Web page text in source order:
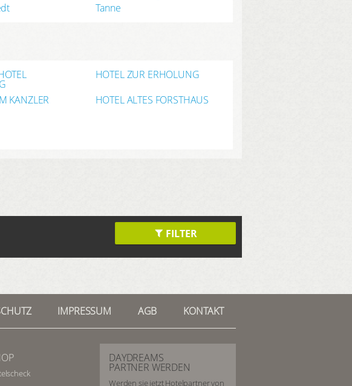
Tanne
HOTEL ZUR ERHOLUNG
KANZLER
HOTEL ALTES FORSTHAUS
FILTER
IMPRESSUM AGB KONTAKT
DAYDREAMS
PARTNER WERDEN
Werden sie jetzt Hotelpartner von